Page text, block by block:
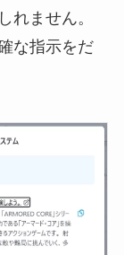
れません。
な指示をだ